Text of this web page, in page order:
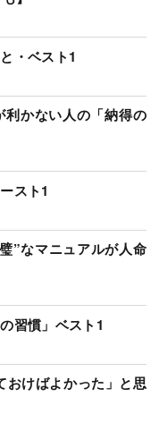
・ベスト1
かない人の「納得の
スト1
”なマニュアルが人命
習慣」ベスト1
おけばよかった」と思